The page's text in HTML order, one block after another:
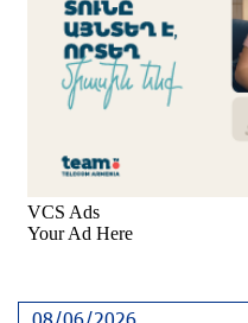
Вопрос об
Европейского
и чего на